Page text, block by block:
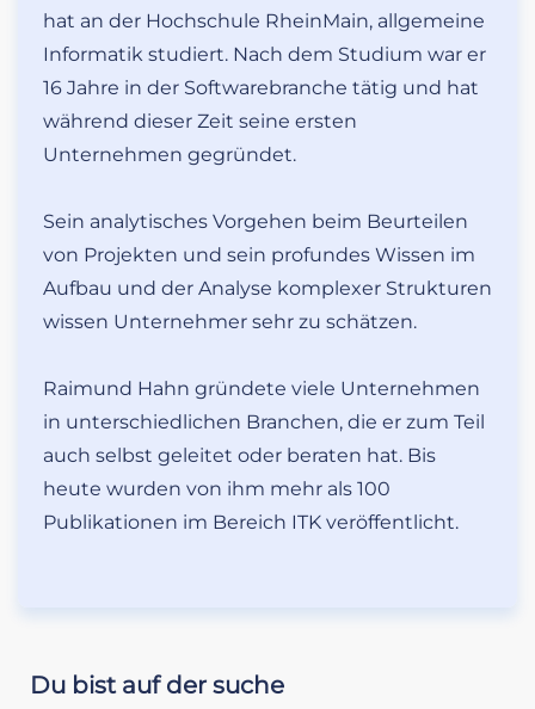
hat an der Hochschule RheinMain, allgemeine
Informatik studiert. Nach dem Studium war er
16 Jahre in der Softwarebranche tätig und hat
während dieser Zeit seine ersten
Unternehmen gegründet.
Sein analytisches Vorgehen beim Beurteilen
von Projekten und sein profundes Wissen im
Aufbau und der Analyse komplexer Strukturen
wissen Unternehmer sehr zu schätzen.
Raimund Hahn gründete viele Unternehmen
in unterschiedlichen Branchen, die er zum Teil
auch selbst geleitet oder beraten hat. Bis
heute wurden von ihm mehr als 100
Publikationen im Bereich ITK veröffentlicht.
Du bist auf der suche